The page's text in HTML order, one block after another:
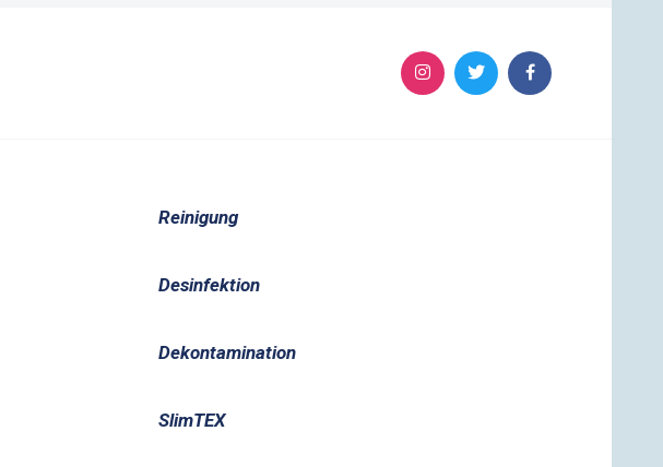
Reinigung
Desinfektion
Dekontamination
SlimTEX